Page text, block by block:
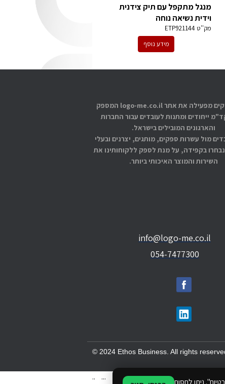
מנגל מתקפל עם תיק צידנית
וידית נשיאה נוחה
מק''טETP921144
מידע נוסף
אתוס עסקים מפעילה את אתר logo-me.co.il המספק
ייחודים ומתנות לעובדים עבור החברות
והארגונים המובילים בישראל.
מול עשרות ספקים, מותגים, יצרנים ובעלי
בקפידה, על מנת לספק ללקוחותינו את
השירות והמוצר האיכותי ביותר.
info@logo-me.co.il
054-7477300
ניתן לחסום
© 2024 Ethos Business. All rights
.. ...